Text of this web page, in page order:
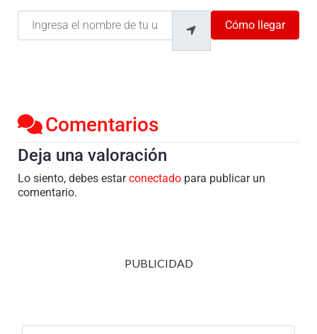
Ingresa el nombre de tu ubicación
Cómo llegar
Comentarios
Deja una valoración
Lo siento, debes estarconectado para publicar un
comentario.
PUBLICIDAD